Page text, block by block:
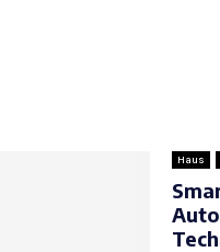
Haus